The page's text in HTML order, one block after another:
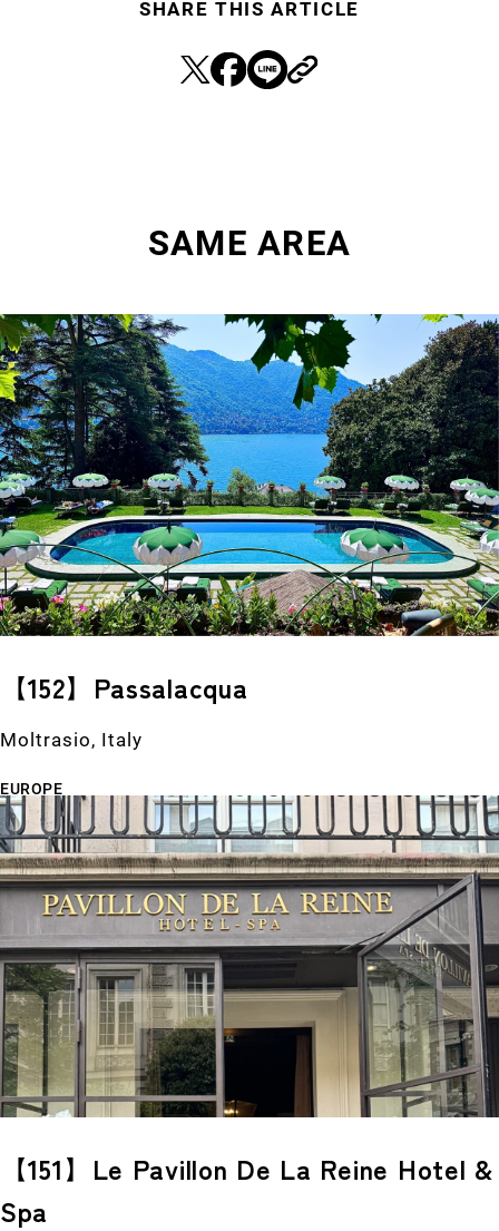
SHARE THIS ARTICLE
SAME AREA
【152】Passalacqua
Moltrasio, Italy
EUROPE
【151】Le Pavillon De La Reine Hotel &
Spa